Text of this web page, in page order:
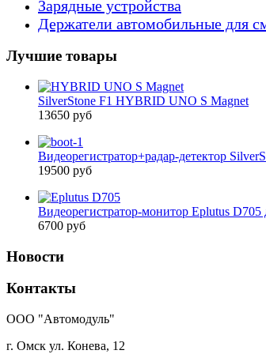
Зарядные устройства
Держатели автомобильные для
Лучшие товары
SilverStone F1 HYBRID UNO S Magnet
13650 руб
Видеорегистратор+радар-детектор
19500 руб
Видеорегистратор-монитор Eplutus D705
6700 руб
Новости
Контакты
ООО "Автомодуль"
г. Омск ул. Конева, 12